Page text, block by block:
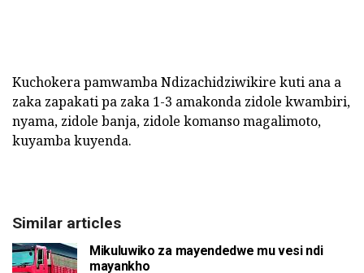
Kuchokera pamwamba Ndizachidziwikire kuti ana a
zaka zapakati pa zaka 1-3 amakonda zidole kwambiri,
nyama, zidole banja, zidole komanso magalimoto,
kuyamba kuyenda.
Similar articles
Mikuluwiko za mayendedwe mu vesi ndi
mayankho